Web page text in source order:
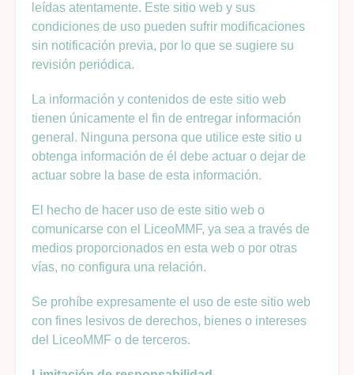
leídas atentamente. Este sitio web y sus
condiciones de uso pueden sufrir modificaciones
sin notificación previa, por lo que se sugiere su
revisión periódica.
La información y contenidos de este sitio web
tienen únicamente el fin de entregar información
general. Ninguna persona que utilice este sitio u
obtenga información de él debe actuar o dejar de
actuar sobre la base de esta información.
El hecho de hacer uso de este sitio web o
comunicarse con el LiceoMMF, ya sea a través de
medios proporcionados en esta web o por otras
vías, no configura una relación.
Se prohíbe expresamente el uso de este sitio web
con fines lesivos de derechos, bienes o intereses
del LiceoMMF o de terceros.